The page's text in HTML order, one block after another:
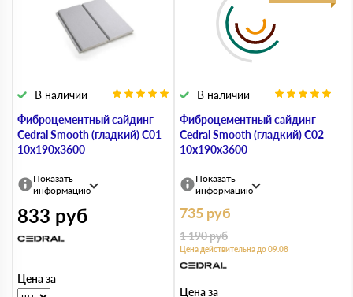
Фиброцементный сайдинг
Cedral Smooth (гладкий) С01
10х190х3600
В наличии
Показать
информацию
833 руб
Цена за
Фиброцементный сайдинг
Cedral Smooth (гладкий) С02
10х190х3600
В наличии
Показать
информацию
735 руб
1 190руб
Цена действительна до 09.08
Цена за